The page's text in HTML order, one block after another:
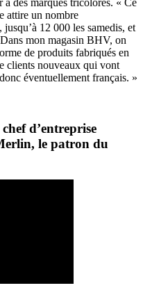
attire un nombre
12 000 les samedis, et
mon magasin BHV, on
de produits fabriqués en
clients nouveaux qui vont
éventuellement français. »
d’entreprise
le patron du